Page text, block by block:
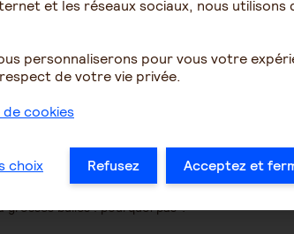
d’une vie lourde ?
; en plus s’il est en sevrage hospitalier,
grosses bulles : pourquoi pas ?
et les réseaux sociaux, nous utilisons
personnaliserons pour vous votre
de votre vie privée.
cookies
choix Refusez Acceptez et